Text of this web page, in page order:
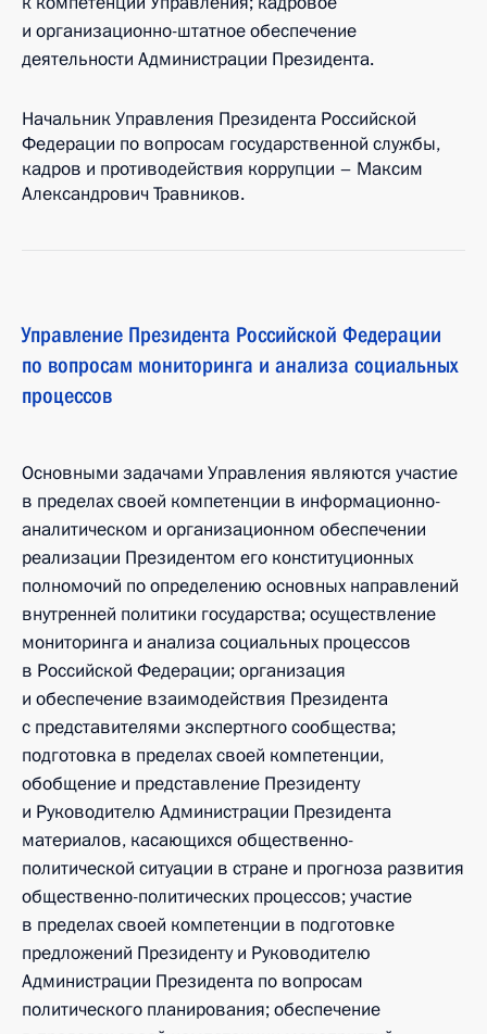
и организационно-штатное обеспечение
деятельности Администрации Президента.
Начальник Управления Президента Российской
Федерации по вопросам государственной службы,
кадров и противодействия коррупции – Максим
Александрович Травников.
Управление Президента Российской Федерации
по вопросам мониторинга и анализа социальных
процессов
Основными задачами Управления являются участие
в пределах своей компетенции в информационно-
аналитическом и организационном обеспечении
реализации Президентом его конституционных
полномочий по определению основных направлений
внутренней политики государства; осуществление
мониторинга и анализа социальных процессов
в Российской Федерации; организация
и обеспечение взаимодействия Президента
с представителями экспертного сообщества;
подготовка в пределах своей компетенции,
обобщение и представление Президенту
и Руководителю Администрации Президента
материалов, касающихся общественно-
политической ситуации в стране и прогноза развития
общественно-политических процессов; участие
в пределах своей компетенции в подготовке
предложений Президенту и Руководителю
Администрации Президента по вопросам
политического планирования; обеспечение